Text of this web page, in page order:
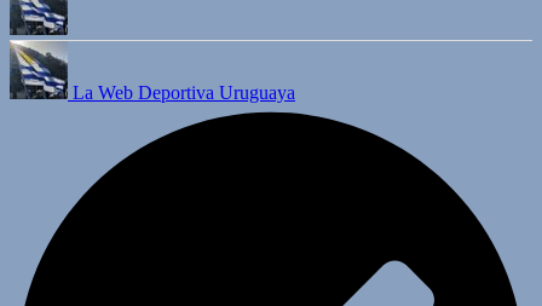
La Web Deportiva Uruguaya